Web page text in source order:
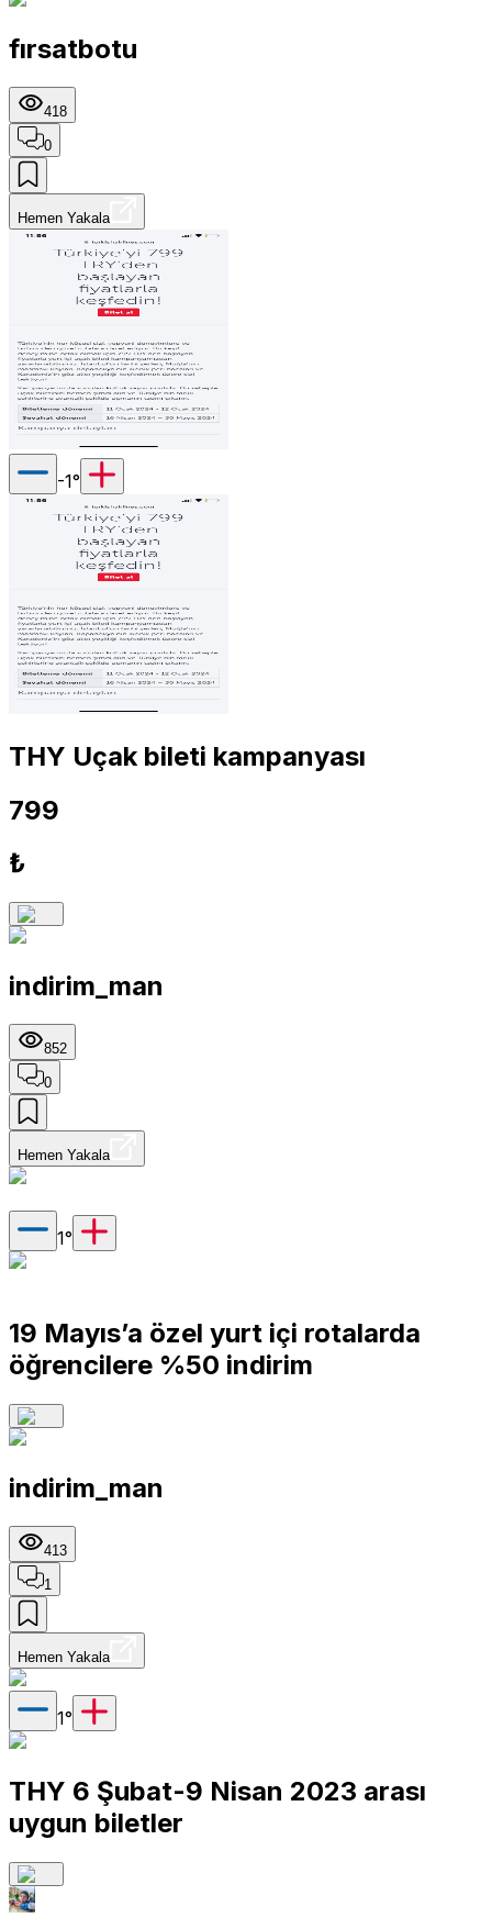
fırsatbotu
418
0
Hemen Yakala
-1°
THY Uçak bileti kampanyası
799
₺
indirim_man
852
0
Hemen Yakala
1°
19 Mayıs’a özel yurt içi rotalarda
öğrencilere %50 indirim
indirim_man
413
1
Hemen Yakala
1°
THY 6 Şubat-9 Nisan 2023 arası
uygun biletler